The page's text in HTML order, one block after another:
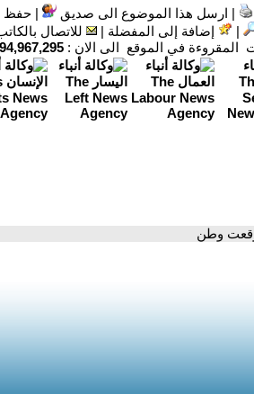
| ارسل هذا الموضوع الى صديق |حفظ
| إضافة إلى المفضلة |
للاتصال
في الموقع الى الان :
وطن